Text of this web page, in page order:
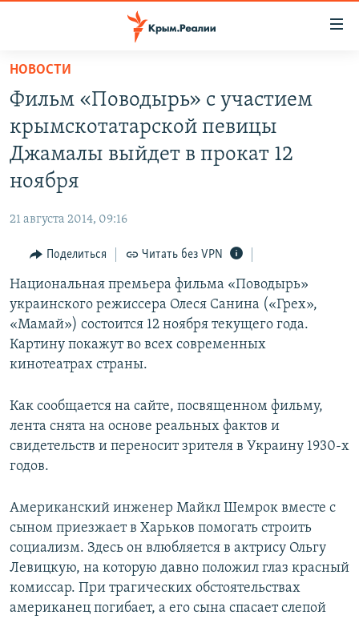
Вернуться
основному
содержанию
Вернутся
главной
Вернутся
поиску
КАРТА ВОЕННЫХ ОБЪЕКТОВ КРЫМА
ВОДА
ИСТОРИЯ
ИНТЕРАКТИВ
ИНФОГРАФИКА
ТЕЛЕПРОЕКТ КРЫМ.РЕАЛИИ
СОВЕТЫ ПРАВОЗАЩИТНИКОВ
ПРОПАВШИЕ БЕЗ ВЕСТИ
ПОБЕДИТЕЛЕЙ НЕ СУДЯТ?
КРЫМ.НЕПОКОРЕННЫЙ
ELIFBE
УКРАИНСКАЯ ПРОБЛЕМА КРЫМА
РАДІО СВОБОДА
КАК ОБОЙТИ БЛОКИРОВКУ
Українською
Qırımtatar
ПРИСОЕДИНЯЙТЕСЬ!
НОВОСТИ
Фильм «Поводырь» с участием
крымскотатарской певицы
Джамалы выйдет в прокат 12
ноября
21 августа 2014, 09:16
Поделиться Читать без VPN
Национальная премьера фильма «Поводырь»
украинского режиссера Олеся Санина («Грех»,
«Мамай») состоится 12 ноября текущего года.
Картину покажут во всех современных
кинотеатрах страны.
Как сообщается на сайте, посвященном фильму,
лента снята на основе реальных фактов и
свидетельств и переносит зрителя в Украину 1930-х
годов.
Американский инженер Майкл Шемрок вместе с
сыном приезжает в Харьков помогать строить
социализм. Здесь он влюбляется в актрису Ольгу
Левицкую, на которую давно положил глаз красный
комиссар. При трагических обстоятельствах
американец погибает, а его сына спасает слепой